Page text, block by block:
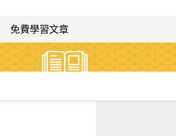
免費學習文章
門文章主題
章分類
0商品